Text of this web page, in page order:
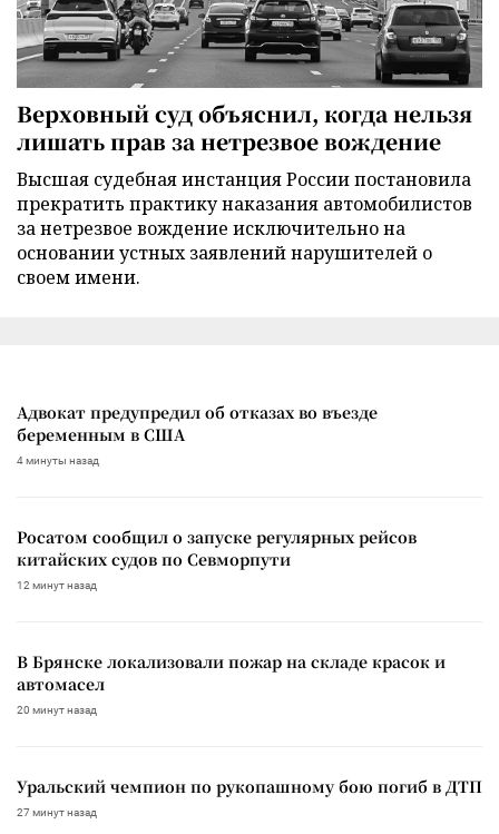
Верховный суд объяснил, когда нельзя
лишать прав за нетрезвое вождение
Высшая судебная инстанция России постановила
прекратить практику наказания автомобилистов
за нетрезвое вождение исключительно на
основании устных заявлений нарушителей о
своем имени.
Адвокат предупредил об отказах во въезде
беременным в США
4 минуты назад
Росатом сообщил о запуске регулярных рейсов
китайских судов по Севморпути
12 минут назад
В Брянске локализовали пожар на складе красок и
автомасел
20 минут назад
Уральский чемпион по рукопашному бою погиб в ДТП
27 минут назад